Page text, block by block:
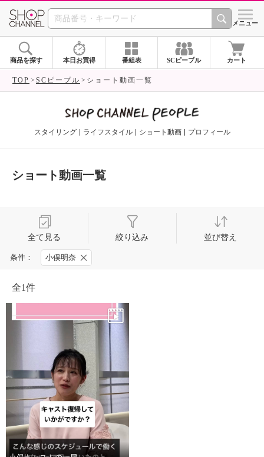
SHOP CHANNEL シメニュー
商品を探す 本日お買得 番組表 SCピープル カート
TOP SCピープル ショート動画一覧
スタイリング ライフスタイル ショート動画 プロフィール
ショート動画一覧
全て見る 絞り込み 並び替え
条件： 小俣明奈
全1件